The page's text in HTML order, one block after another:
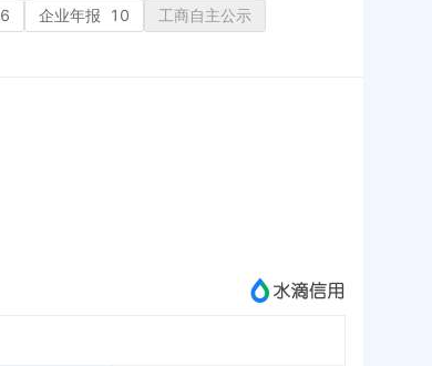
商标信息 2
成为vip查看
6 企业年报 10
工商自主公示